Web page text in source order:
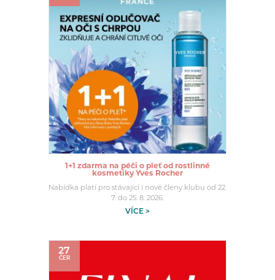
1+1 zdarma na péči o pleť od rostlinné
kosmetiky Yves Rocher
Nabídka platí pro stávající i nové členy klubu od 22.
7. do 25. 8. 2026.
VÍCE >
27
ČER